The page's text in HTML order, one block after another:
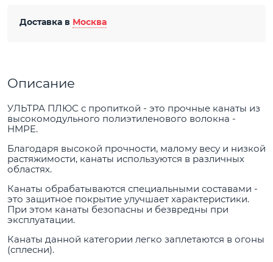
Доставка в Москва
Описание
УЛЬТРА ПЛЮС с пропиткой - это прочные канаты из
высокомодульного полиэтиленового волокна -
HMPE.
Благодаря высокой прочности, малому весу и низкой
растяжимости, канаты используются в различных
областях.
Канаты обрабатываются специальными составами -
это защитное покрытие улучшает характеристики.
При этом канаты безопасны и безвредны при
эксплуатации.
Канаты данной категории легко заплетаются в огоны
(сплесни).